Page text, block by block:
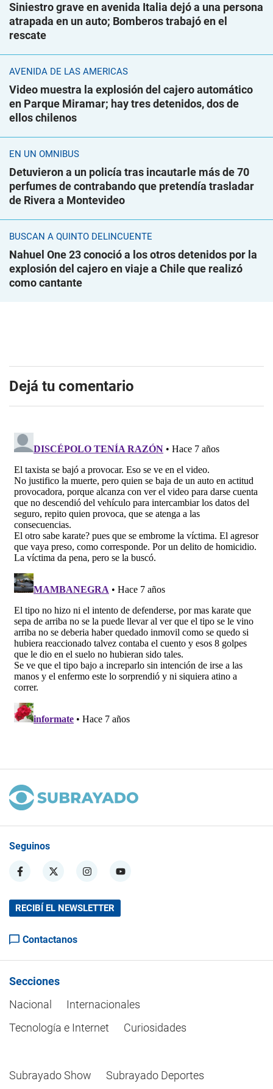
Siniestro grave en avenida Italia dejó a una persona
atrapada en un auto; Bomberos trabajó en el
rescate
AVENIDA DE LAS AMÉRICAS
Video muestra la explosión del cajero automático
en Parque Miramar; hay tres detenidos, dos de
ellos chilenos
EN UN ÓMNIBUS
Detuvieron a un policía tras incautarle más de 70
perfumes de contrabando que pretendía trasladar
de Rivera a Montevideo
BUSCAN A QUINTO DELINCUENTE
Nahuel One 23 conoció a los otros detenidos por la
explosión del cajero en viaje a Chile que realizó
como cantante
Dejá tu comentario
Seguinos
RECIBÍ EL NEWSLETTER
Contactanos
Secciones
Nacional
Internacionales
Tecnología e Internet
Curiosidades
Subrayado Show Subrayado Deportes